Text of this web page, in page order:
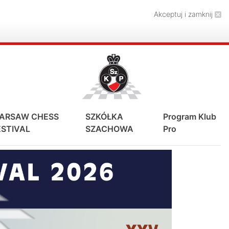
Akceptuj i zamknij
CHESS
SZKÓŁKA
SZACHOWA
Program Klub
Pro